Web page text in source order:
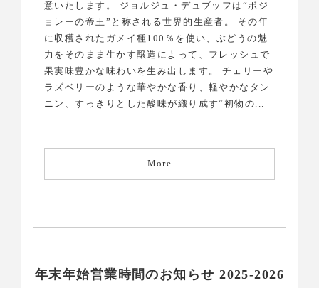
意いたします。 ジョルジュ・デュブッフは“ボジ
ョレーの帝王”と称される世界的生産者。 その年
に収穫されたガメイ種100％を使い、ぶどうの魅
力をそのまま生かす醸造によって、フレッシュで
果実味豊かな味わいを生み出します。 チェリーや
ラズベリーのような華やかな香り、軽やかなタン
ニン、すっきりとした酸味が織り成す“初物の...
More
年末年始営業時間のお知らせ 2025-2026